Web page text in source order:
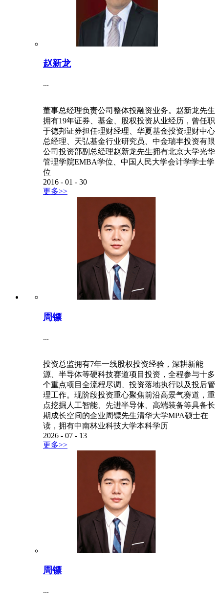
赵新龙
...
董事总经理负责公司整体投融资业务。赵新龙先生
拥有19年证券、基金、股权投资从业经历，曾任职
于德邦证券担任理财经理、华夏基金投资理财中心
总经理、天弘基金行业研究员、中金瑞丰投资有限
公司投资部副总经理赵新龙先生拥有北京大学光华
管理学院EMBA学位、中国人民大学会计学学士学
位
2016 - 01 - 30
更多>>
周镖
...
投资总监拥有7年一线股权投资经验，深耕新能
源、半导体等硬科技赛道项目投资，全程参与十多
个重点项目全流程尽调、投资落地执行以及投后管
理工作。现阶段投资重心聚焦前沿高景气赛道，重
点挖掘人工智能、先进半导体、高端装备等具备长
期成长空间的企业周镖先生清华大学MPA硕士在
读，拥有中南林业科技大学本科学历
2026 - 07 - 13
更多>>
周镖
...